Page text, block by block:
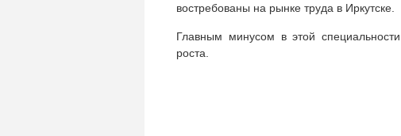
востребованы на рынке труда в Иркутске.
Главным минусом в этой
роста.